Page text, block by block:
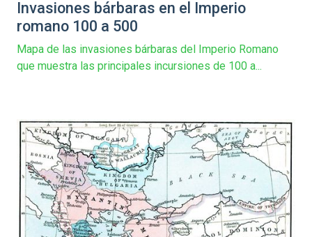
Invasiones bárbaras en el Imperio
romano 100 a 500
Mapa de las invasiones bárbaras del Imperio Romano
que muestra las principales incursiones de 100 a...